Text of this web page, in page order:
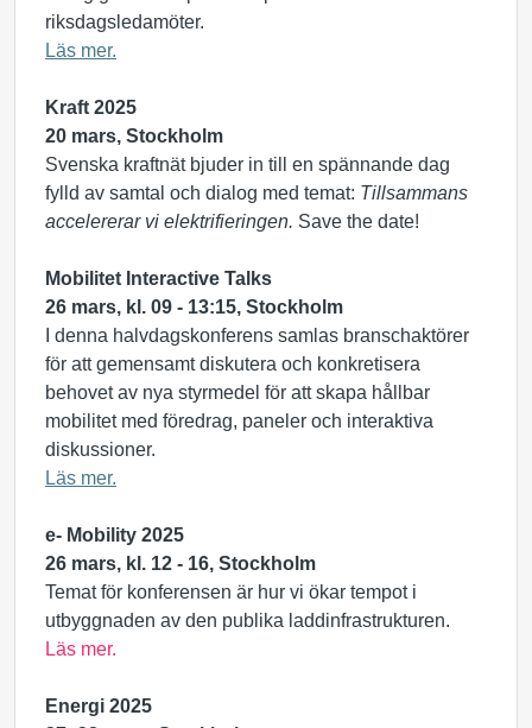
riksdagsledamöter.
Läs mer.
Kraft 2025
20 mars, Stockholm
Svenska kraftnät bjuder in till en spännande dag
fylld av samtal och dialog med temat: Tillsammans
accelererar vi elektrifieringen. Save the date!
Mobilitet Interactive Talks
26 mars, kl. 09 - 13:15, Stockholm
I denna halvdagskonferens samlas branschaktörer
för att gemensamt diskutera och konkretisera
behovet av nya styrmedel för att skapa hållbar
mobilitet med föredrag, paneler och interaktiva
diskussioner.
Läs mer.
e- Mobility 2025
26 mars, kl. 12 - 16, Stockholm
Temat för konferensen är hur vi ökar tempot i
utbyggnaden av den publika laddinfrastrukturen.
Läs mer.
Energi 2025